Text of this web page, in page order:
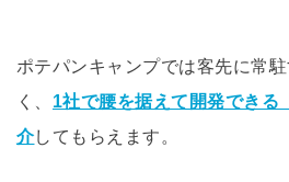
ポテパンキャンプでは客先に常駐
く、 1社で腰を据えて開発できる
介してもらえます。